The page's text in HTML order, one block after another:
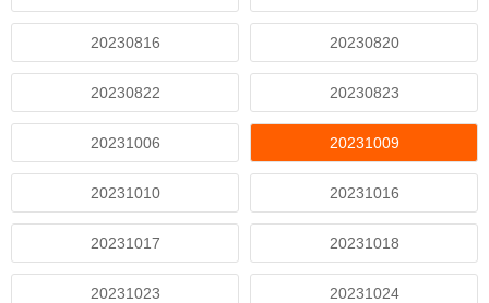
20230816 20230820
20230822 20230823
20231006 20231009
20231010 20231016
20231017 20231018
20231023 20231024